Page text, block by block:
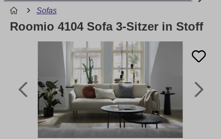
Sofas
Roomio 4104 Sofa 3-Sitzer in Stoff